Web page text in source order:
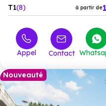
T1 8 à partir de
Appel Contact
Nouveauté